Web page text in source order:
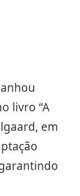
livro “A
em